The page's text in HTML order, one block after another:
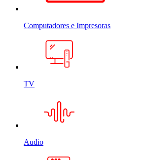
Computadores e Impresoras
TV
Audio